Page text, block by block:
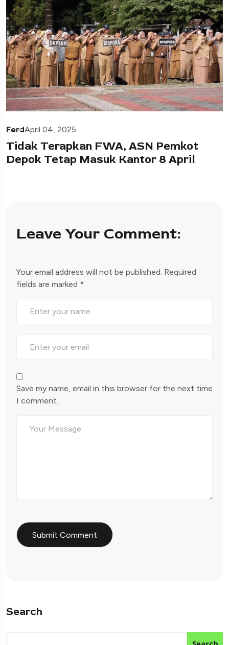
FerdApril 04, 2025
Tidak Terapkan FWA, ASN Pemkot
Depok Tetap Masuk Kantor 8 April
Leave Your Comment:
Your email address will not be published. Required
fields are marked *
Save my name, email in this browser for the next time
I comment.
Search